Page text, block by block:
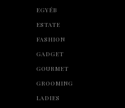
EGYÉB
ESTATE
FASHION
GADGET
GOURMET
GROOMING
LADIES